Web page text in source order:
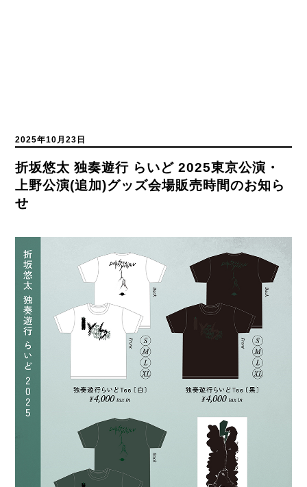
2025年10月23日
折坂悠太 独奏遊行 らいど 2025東京公演・
上野公演(追加)グッズ会場販売時間のお知ら
せ